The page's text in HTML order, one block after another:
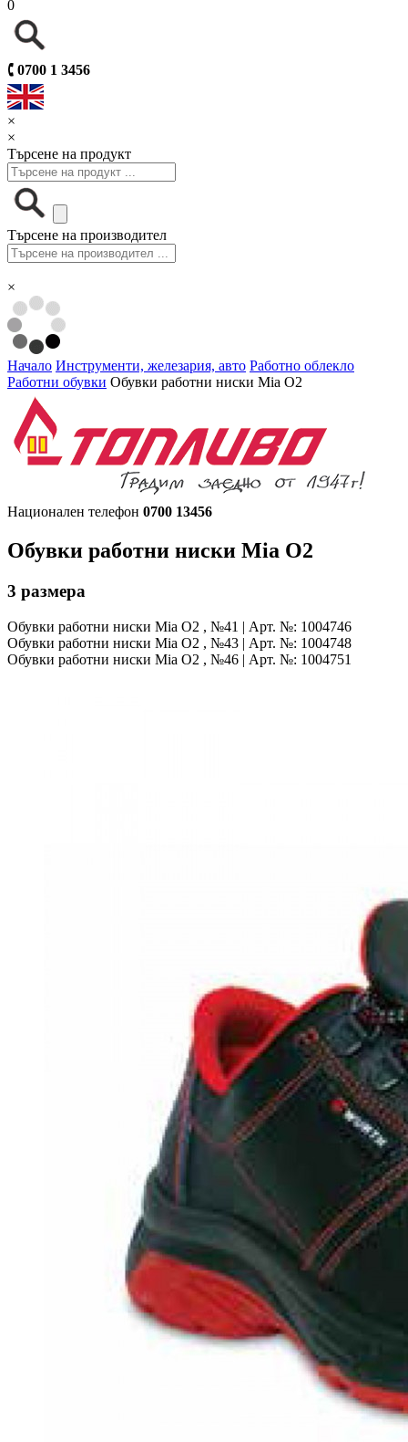
0
🕻 0700 1 3456
×
×
Търсене на продукт
Търсене на производител
×
Начало Инструменти, железария, авто Работно облекло
Работни обувки Обувки работни ниски Mia O2
Национален телефон 0700 13456
Обувки работни ниски Mia O2
3 размера
Обувки работни ниски Mia O2 , №41 | Арт. №: 1004746
Обувки работни ниски Mia O2 , №43 | Арт. №: 1004748
Обувки работни ниски Mia O2 , №46 | Арт. №: 1004751